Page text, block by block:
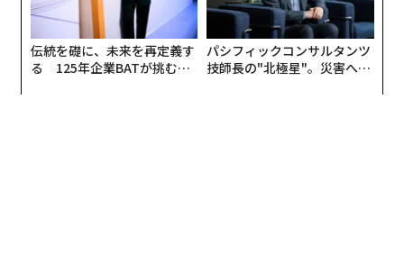
伝統を礎に、未来を再定義す
る 125年企業BATが挑むス
パシフィックコンサルタンツ
技師長の"北極星"。災害への